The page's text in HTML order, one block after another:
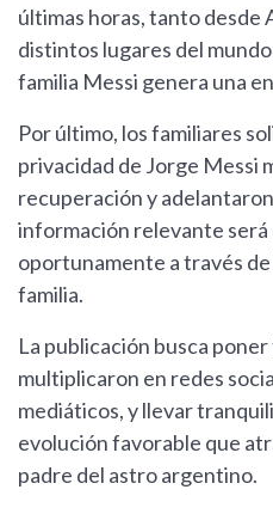
últimas horas, tanto desde
distintos lugares del
familia Messi genera una
Por último, los familiares
privacidad de Jorge Messi
recuperación y
información relevante será
oportunamente a través
familia.
La publicación busca
multiplicaron en redes
mediáticos, y llevar
evolución favorable que
padre del astro argentino.